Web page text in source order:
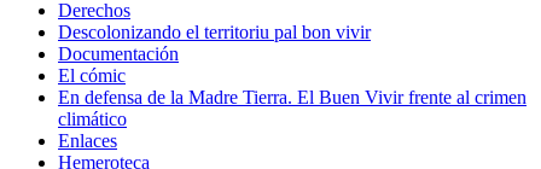
Derechos
Descolonizando el territoriu pal bon vivir
Documentación
El cómic
En defensa de la Madre Tierra. El Buen Vivir frente al crimen
climático
Enlaces
Hemeroteca